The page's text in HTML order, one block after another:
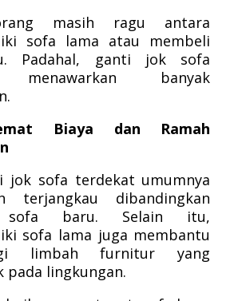
masih ragu antara
sofa lama atau membeli
Padahal, ganti jok sofa
menawarkan banyak
Biaya dan Ramah
jok sofa terdekat umumnya
terjangkau dibandingkan
sofa baru. Selain itu,
sofa lama juga membantu
limbah furnitur yang
pada lingkungan.